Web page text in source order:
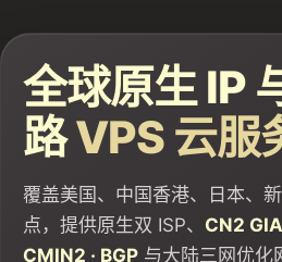
全球原生 IP
路VPS 云服
覆盖美国、中国香港、日本、
点，提供原生双 ISP、 CN2
CMIN2 · BGP 与大陆三网优化